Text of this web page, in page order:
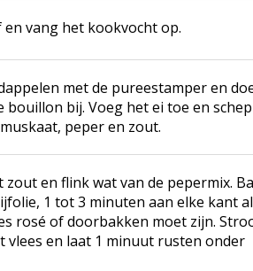
vang het kookvocht op.
met de pureestamper en
bouillon bij. Voeg het ei toe en schep
peper en zout.
zout en flink wat van de pepermix.
1 tot 3 minuten aan elke kant al
rosé of doorbakken moet zijn.
vlees en laat 1 minuut rusten onder